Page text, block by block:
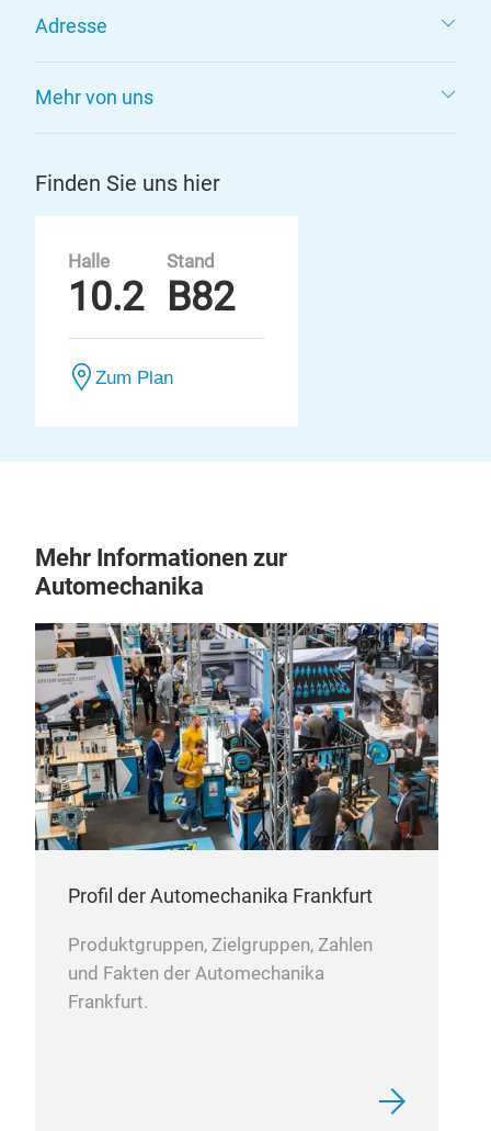
Adresse
Mehr von uns
Finden Sie uns hier
Halle
10.2
Stand
B82
Zum Plan
Mehr Informationen zur
Automechanika
Profil der Automechanika Frankfurt
Produktgruppen, Zielgruppen, Zahlen
und Fakten der Automechanika
Frankfurt.